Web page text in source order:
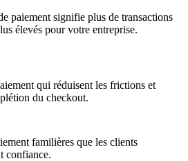
paiement signifie plus de transactions
élevés pour votre entreprise.
qui réduisent les frictions et
du checkout.
familières que les clients
confiance.